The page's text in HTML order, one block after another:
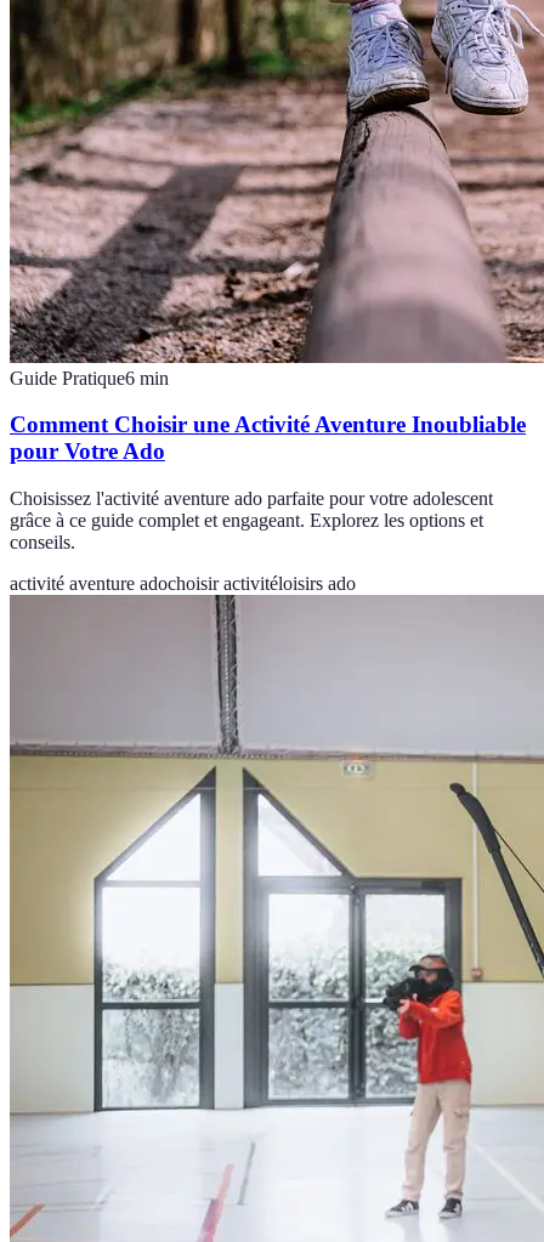
Guide Pratique6 min
Comment Choisir une Activité Aventure Inoubliable
pour Votre Ado
Choisissez l'activité aventure ado parfaite pour votre adolescent
grâce à ce guide complet et engageant. Explorez les options et
conseils.
activité aventure adochoisir activitéloisirs ado